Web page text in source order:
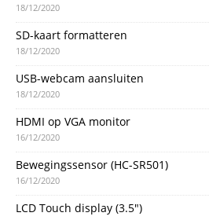
18/12/2020
SD-kaart formatteren
18/12/2020
USB-webcam aansluiten
18/12/2020
HDMI op VGA monitor
16/12/2020
Bewegingssensor (HC-SR501)
16/12/2020
LCD Touch display (3.5″)